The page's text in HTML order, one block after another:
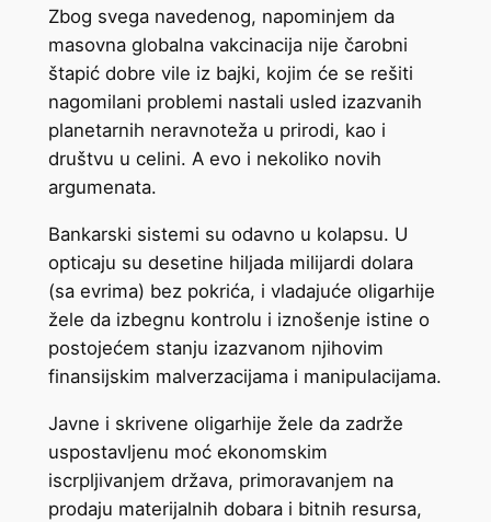
Zbog svega navedenog, napominjem da
masovna globalna vakcinacija nije čarobni
štapić dobre vile iz bajki, kojim će se rešiti
nagomilani problemi nastali usled izazvanih
planetarnih neravnoteža u prirodi, kao i
društvu u celini. A evo i nekoliko novih
argumenata.
Bankarski sistemi su odavno u kolapsu. U
opticaju su desetine hiljada milijardi dolara
(sa evrima) bez pokrića, i vladajuće oligarhije
žele da izbegnu kontrolu i iznošenje istine o
postojećem stanju izazvanom njihovim
finansijskim malverzacijama i manipulacijama.
Javne i skrivene oligarhije žele da zadrže
uspostavljenu moć ekonomskim
iscrpljivanjem država, primoravanjem na
prodaju materijalnih dobara i bitnih resursa,